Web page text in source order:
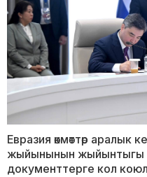
Евразия өкмөттөр аралык
жыйынынын жыйынтыгы
документтерге кол